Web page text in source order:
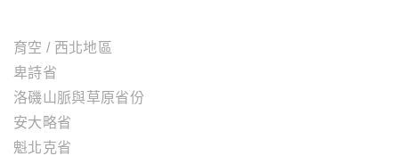
育空 / 西北地區
卑詩省
洛磯山脈與草原省份
安大略省
魁北克省